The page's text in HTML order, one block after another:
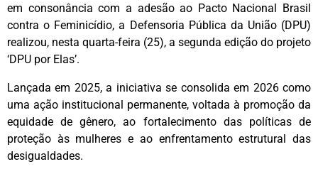
em consonância com a adesão ao Pacto Nacional Brasil
contra o Feminicídio, a Defensoria Pública da União (DPU)
realizou, nesta quarta-feira (25), a segunda edição do projeto
‘DPU por Elas’.
Lançada em 2025, a iniciativa se consolida em 2026 como
uma ação institucional permanente, voltada à promoção da
equidade de gênero, ao fortalecimento das políticas de
proteção às mulheres e ao enfrentamento estrutural das
desigualdades.